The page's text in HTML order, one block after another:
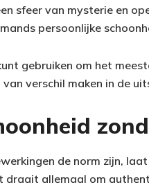
sfeer van mysterie en
persoonlijke
gebruiken om het
verschil maken in de
de norm zijn,
allemaal om